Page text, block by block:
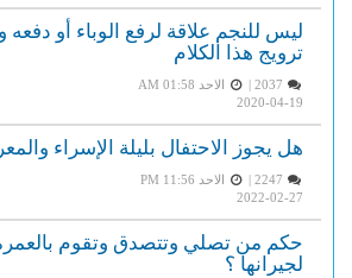
ليس للنجم علاقة لرفع الوباء أو دفعه
ترويج هذا الكلام
الاحد AM 01:58
2020-04-19
هل يجوز الاحتفال بليلة الإسراء
الاحد PM 11:56
2022-02-27
حكم من تصلي وتتصدق وتقوم
لجيرانها ؟